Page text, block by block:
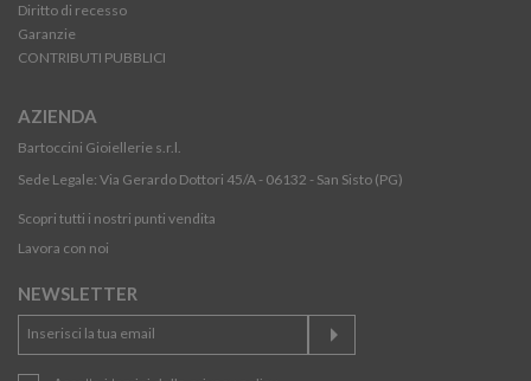
Diritto di recesso
Garanzie
CONTRIBUTI PUBBLICI
AZIENDA
Bartoccini Gioiellerie s.r.l.
Sede Legale: Via Gerardo Dottori 45/A - 06132 - San Sisto (PG)
Scopri tutti i nostri punti vendita
Lavora con noi
NEWSLETTER